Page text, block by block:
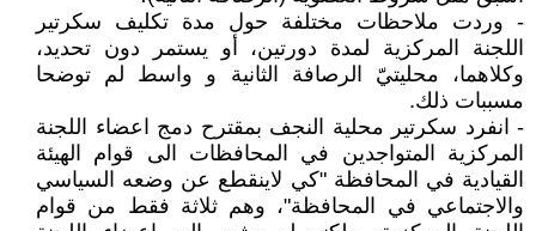
- وردت ملاحظات مختلفة حول مدة تكليف سكرتير
اللجنة المركزية لمدة دورتين، أو يستمر دون تحديد،
وكلاهما، محليتيّ الرصافة الثانية و واسط لم توضحا
مسببات ذلك.
- انفرد سكرتير محلية النجف بمقترح دمج اعضاء اللجنة
المركزية المتواجدين في المحافظات الى قوام الهيئة
القيادية في المحافظة "كي لاينقطع عن وضعه السياسي
والاجتماعي في المحافظة"، وهم ثلاثة فقط من قوام